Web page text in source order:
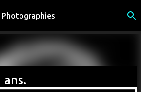
au contenu principal
ans.